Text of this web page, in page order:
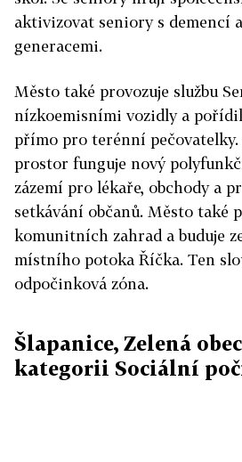
aktivizovat seniory s demencí
generacemi.
Město také provozuje službu
nízkoemisními vozidly a
přímo pro terénní
prostor funguje nový
zázemí pro lékaře, obchody a
setkávání občanů. Město také
komunitních zahrad a buduje
místního potoka Říčka. Ten
odpočinková zóna.
Šlapanice, Zelená
kategorii Sociální